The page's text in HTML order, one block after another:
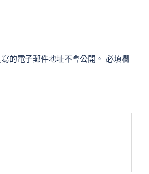
的電子郵件地址不會公開。 必填欄